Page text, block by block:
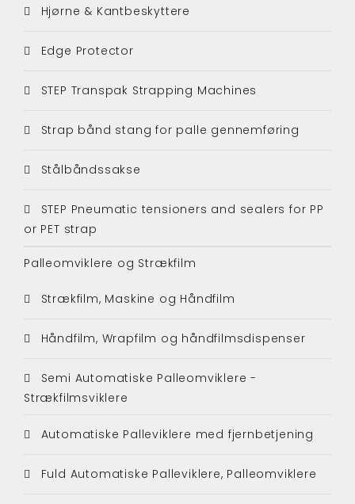
Hjørne & Kantbeskyttere
Edge Protector
STEP Transpak Strapping Machines
Strap bånd stang for palle gennemføring
Stålbåndssakse
STEP Pneumatic tensioners and sealers for PP
or PET strap
Palleomviklere og Strækfilm
Strækfilm, Maskine og Håndfilm
Håndfilm, Wrapfilm og håndfilmsdispenser
Semi Automatiske Palleomviklere -
Strækfilmsviklere
Automatiske Palleviklere med fjernbetjening
Fuld Automatiske Palleviklere, Palleomviklere